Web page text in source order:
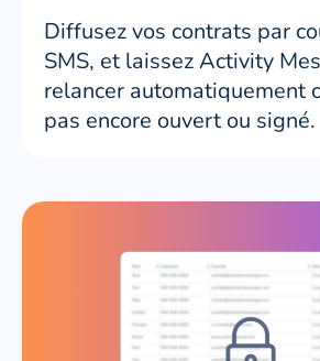
Diffusez vos contrats par
SMS, et laissez Activity
relancer automatiquement
pas encore ouvert ou signé.